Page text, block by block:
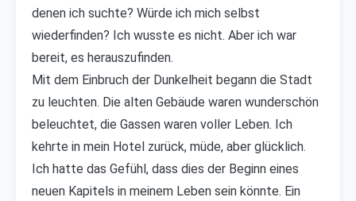
denen ich suchte? Würde ich mich selbst
wiederfinden? Ich wusste es nicht. Aber ich war
bereit, es herauszufinden.
Mit dem Einbruch der Dunkelheit begann die Stadt
zu leuchten. Die alten Gebäude waren wunderschön
beleuchtet, die Gassen waren voller Leben. Ich
kehrte in mein Hotel zurück, müde, aber glücklich.
Ich hatte das Gefühl, dass dies der Beginn eines
neuen Kapitels in meinem Leben sein könnte. Ein